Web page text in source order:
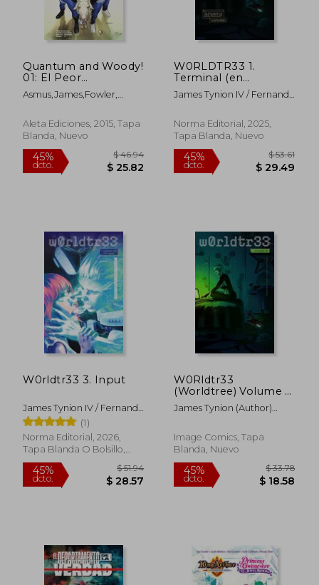
45%
dcto. $ 30.39
Quantum and Woody!
01: El Peor
Supergrupo del
Mundo
Asmus,James,Fowler,
Aleta Ediciones, 2015, Tapa
Blanda, Nuevo
W0RLDTR33 1.
Terminal (en
Castellano)
James Tynion IV / Fernando
Norma Editorial, 2025,
Tapa Blanda, Nuevo
W0rldtr33 3. Input
James Tynion IV / Fernando
Blanco / Jordie Bellaire
(1)
Norma Editorial, 2026,
Tapa Blanda O Bolsillo,
Nuevo
W0Rldtr33
(Worldtree) Volume 1
(en Inglés)
James Tynion (Author)
Jordie Bellaire (Artist)
Image Comics, Tapa
Blanda, Nuevo